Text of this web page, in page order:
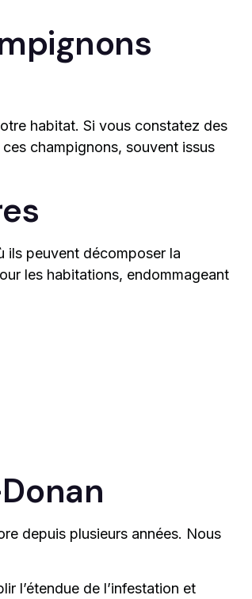
habitat. Si vous constatez des
champignons, souvent issus
ils peuvent décomposer la
les habitations, endommageant
depuis plusieurs années. Nous
l’étendue de l’infestation et